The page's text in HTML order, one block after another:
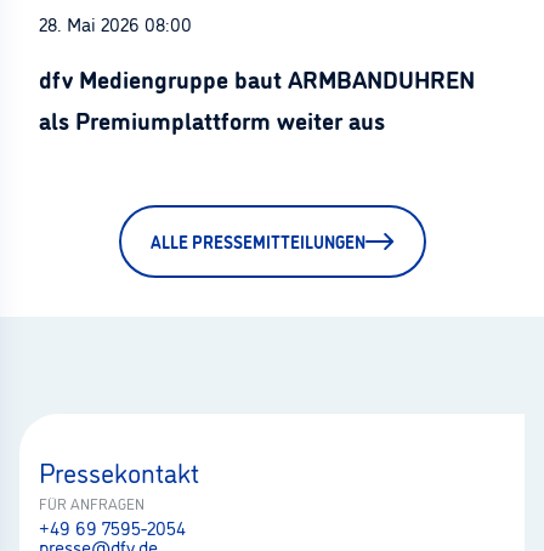
28. Mai 2026 08:00
dfv Mediengruppe baut ARMBANDUHREN
als Premiumplattform weiter aus
ALLE PRESSEMITTEILUNGEN
Pressekontakt
FÜR ANFRAGEN
+49 69 7595-2054